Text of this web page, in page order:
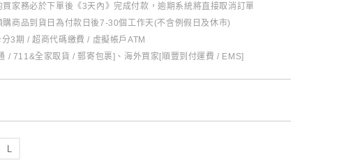
買家務必於下單後《3天內》完成付款，逾期系統將直接取消訂單
購商品到貨日為付款日後7-30個工作天(不含例假日及休市)
3期 / 超商代碼繳費 / 虛擬帳戶ATM
/ 711&全家取貨 / 郵寄包裹]、海外買家[順豐到付運費 / EMS]